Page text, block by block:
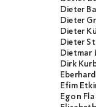
Dieter
Dieter
Dieter
Dieter
Dietmar
Dirk
Efim
Egon